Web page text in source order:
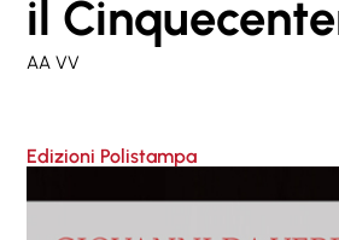
il
AA VV
Edizioni Polistampa